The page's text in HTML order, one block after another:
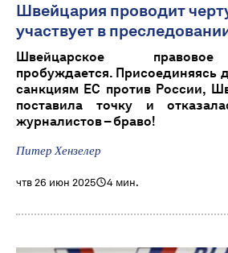
Швейцария проводит
участвует в
Швейцарское правовое
пробуждается. Присоединяясь
санкциям ЕС против России,
поставила точку и
журналистов – браво!
Питер Хензелер
чтв 26 июн 2025 4 мин.